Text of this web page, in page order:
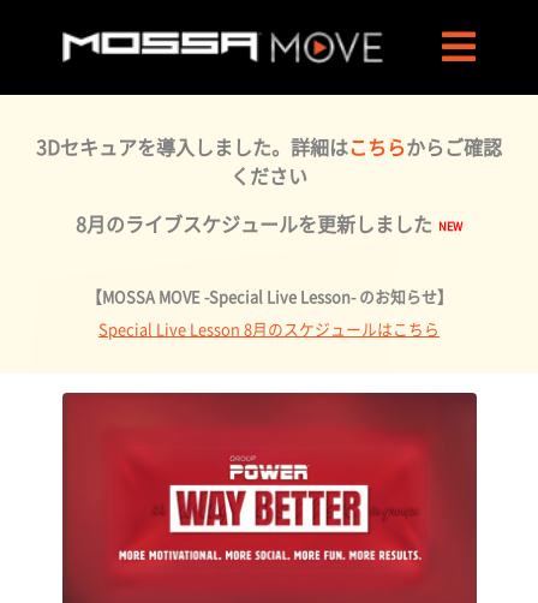
3Dセキュアを導入しました。詳細はこちらからご確認
ください
8月のライブスケジュールを更新しました
【MOSSA MOVE -Special Live Lesson- のお知らせ】
Special Live Lesson 8月のスケジュールはこちら